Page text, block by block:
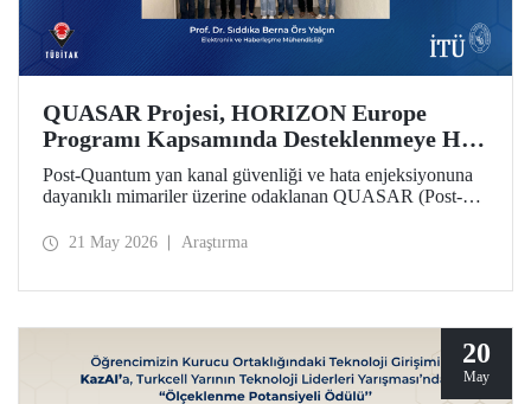
QUASAR Projesi, HORIZON Europe
Programı Kapsamında Desteklenmeye Hak
Kazandı
Post-Quantum yan kanal güvenliği ve hata enjeksiyonuna
dayanıklı mimariler üzerine odaklanan QUASAR (Post-
Architectures for RISC V Platforms) projesi, HORIZON
21 May 2026 Araştırma
20
May